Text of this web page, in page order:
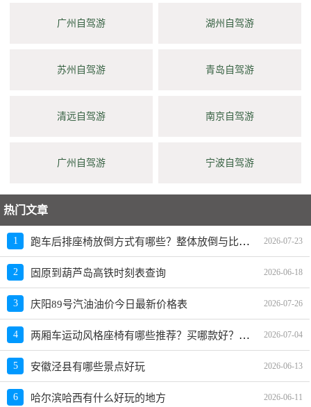
广州自驾游 湖州自驾游
苏州自驾游 青岛自驾游
清远自驾游 南京自驾游
广州自驾游 宁波自驾游
热门文章
1 跑车后排座椅放倒方式有哪些？整体放倒与比例放倒车型推荐，买哪款好？ 2026-07-23
2 固原到葫芦岛高铁时刻表查询 2026-06-18
3 庆阳89号汽油油价今日最新价格表 2026-07-26
4 两厢车运动风格座椅有哪些推荐？买哪款好？价格多少 2026-07-04
5 安徽泾县有哪些景点好玩 2026-06-13
6 哈尔滨哈西有什么好玩的地方 2026-06-11